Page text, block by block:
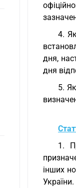
4.
дня,
дня
5.
1.
інших
України.